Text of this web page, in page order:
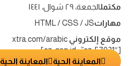
مكتملالجمعة، ٢٩ شوال، ١٤٤١
مهاراتHTML / CSS / JS
موقع إلكتروني xtra.com/arabic
[cz_gap id=”cz_57021″]
المعاينة الحية
المعاينة الحية